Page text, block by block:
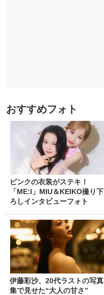
おすすめフォト
ピンクの衣装がステキ！
「ME:I」MIU＆KEIKO撮り下
ろしインタビューフォト
伊藤彩沙、20代ラストの写真
集で見せた“大人の甘さ”